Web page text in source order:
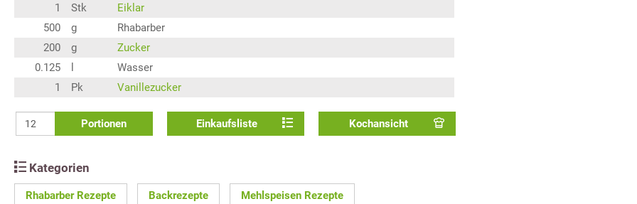
1
Stk
Eiklar
500
g
Rhabarber
200
g
Zucker
0.125
Wasser
1
Pk Vanillezucker
Portionen Einkaufsliste Kochansicht
Kategorien
Rhabarber Rezepte Backrezepte Mehlspeisen Rezepte